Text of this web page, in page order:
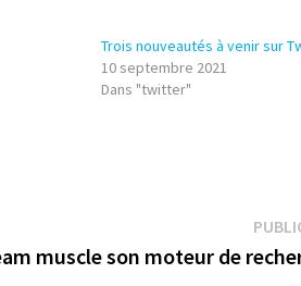
Trois nouveautés à venir sur
10 septembre 2021
Dans "twitter"
muscle son moteur de